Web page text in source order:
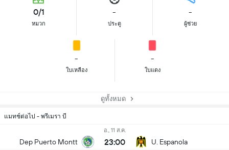
0/1
หมวก
-
ประตู
-
ผู้ช่วย
-
ใบเหลือง
-
ใบแดง
ดูทั้งหมด
แมทช์ต่อไป - พรีเมรา บี
Dep Puerto Montt
อ., 11 ส.ค.
23:00 U. Espanola